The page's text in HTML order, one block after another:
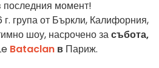
последния момент!
група от Бъркли, Калифорния,
шоу, насрочено засъбота,
Bataclan в Париж.